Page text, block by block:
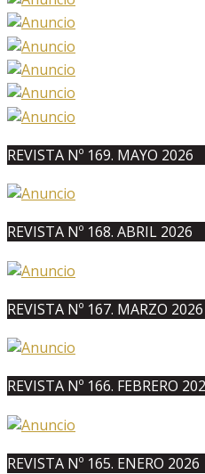
REVISTA Nº 169. MAYO 2026
REVISTA Nº 168. ABRIL 2026
REVISTA Nº 167. MARZO 2026
REVISTA Nº 166. FEBRERO
REVISTA Nº 165. ENERO 2026